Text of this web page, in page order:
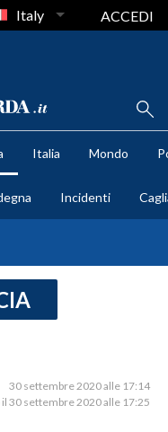
Italy ACCEDI
Italia Mondo
Incidenti
30 settembre 2020 alle 17:14
30 settembre 2020 alle 17:25